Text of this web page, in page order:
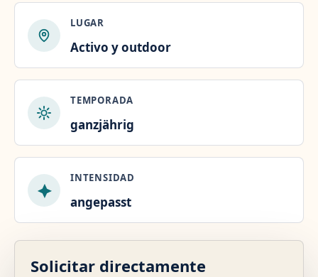
LUGAR
Activo y outdoor
TEMPORADA
ganzjährig
INTENSIDAD
angepasst
Solicitar directamente